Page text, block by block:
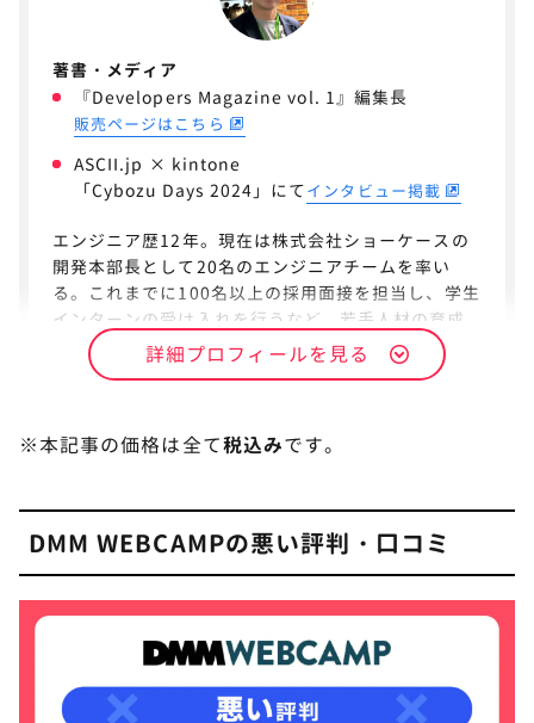
コインチェック株式会社
ピクスタ株式会社
株式会社くふう住まい（オウチーノ）
転職保証制度について
4
DMM WEBCAMPで「転職失敗」する人の特
徴と対処法
「転職失敗」する人の特徴
転職を成功させるための対処法
スピーディな学習コース
過去に挫折を経験した人でも大丈夫
修了後のコミュニティが充実
DMM WEBCAMPに選考はある？受講条件と
著書・メディア
『Developers Magazine vol. 1』編集長
販売ページはこちら
ASCII.jp × kintone
「Cybozu Days 2024」にてインタビュー掲載
エンジニア歴12年。現在は株式会社ショーケースの
開発本部長として20名のエンジニアチームを率い
る。これまでに100名以上の採用面接を担当し、学生
インターンの受け入れを行うなど、若手人材の育成
にも深く関わっている。
規模プロジェクトを成功に導いてきた。AWSの技術
るなど、その技術力は社外でも高く評価されてい
る。
現場の最前線で開発を指揮し、採用・育成にも携わ
クール」を厳選し、解説する。
詳細プロフィールを見る
※本記事の価格は全て税込みです。
DMM WEBCAMPの悪い評判・口コミ